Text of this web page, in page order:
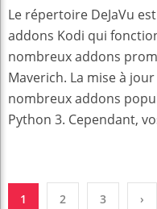
Le répertoire DeJaVu
addons Kodi qui
nombreux addons
Maverich. La mise à
nombreux addons
Python 3. Cependant,
1 2 3 ›